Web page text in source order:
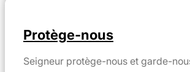
Protège-nous
Seigneur protège-nous et garde-